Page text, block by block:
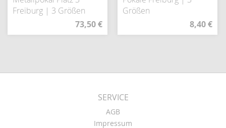
Freiburg | 3 Größen
73,50 €
Größen
8,40 €
SERVICE
AGB
Impressum